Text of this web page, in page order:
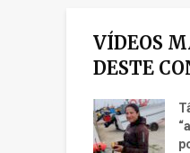
VÍDEOS
DESTE